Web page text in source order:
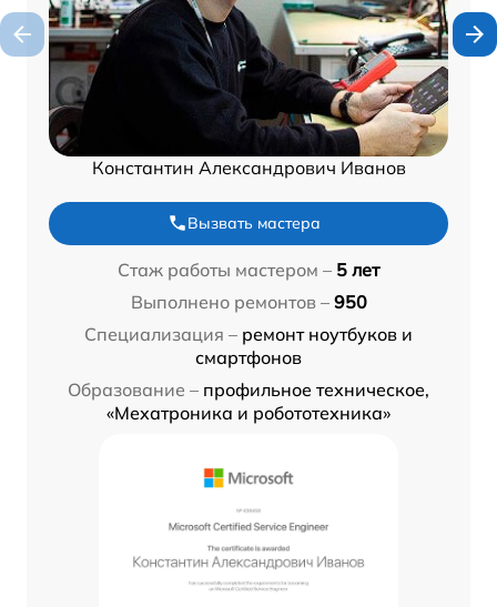
Константин Александрович Иванов
Вызвать мастера
Стаж работы мастером – 5 лет
Выполнено ремонтов – 950
Специализация – ремонт ноутбуков и
смартфонов
Образование – профильное техническое,
«Мехатроника и робототехника»